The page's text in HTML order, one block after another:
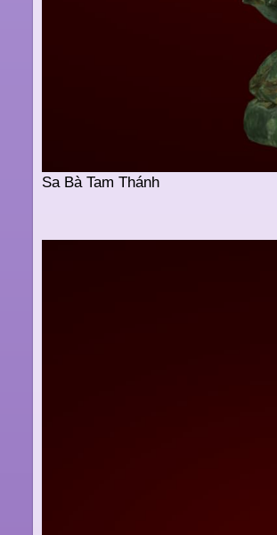
Sa Bà Tam Thánh